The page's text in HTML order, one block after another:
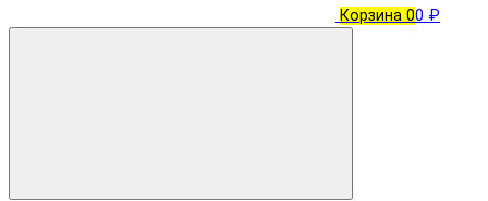
Корзина 00 ₽